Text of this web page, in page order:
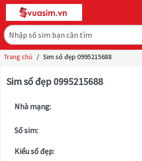
Trang chủ / Sim số đẹp 0995215688
Sim số đẹp 0995215688
Nhà mạng:
Số sim:
Kiểu số đẹp: